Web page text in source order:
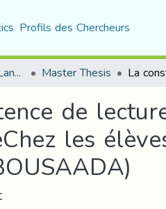
Profils des Chercheurs
Department of French Language and Literature Master Thesis
de
les